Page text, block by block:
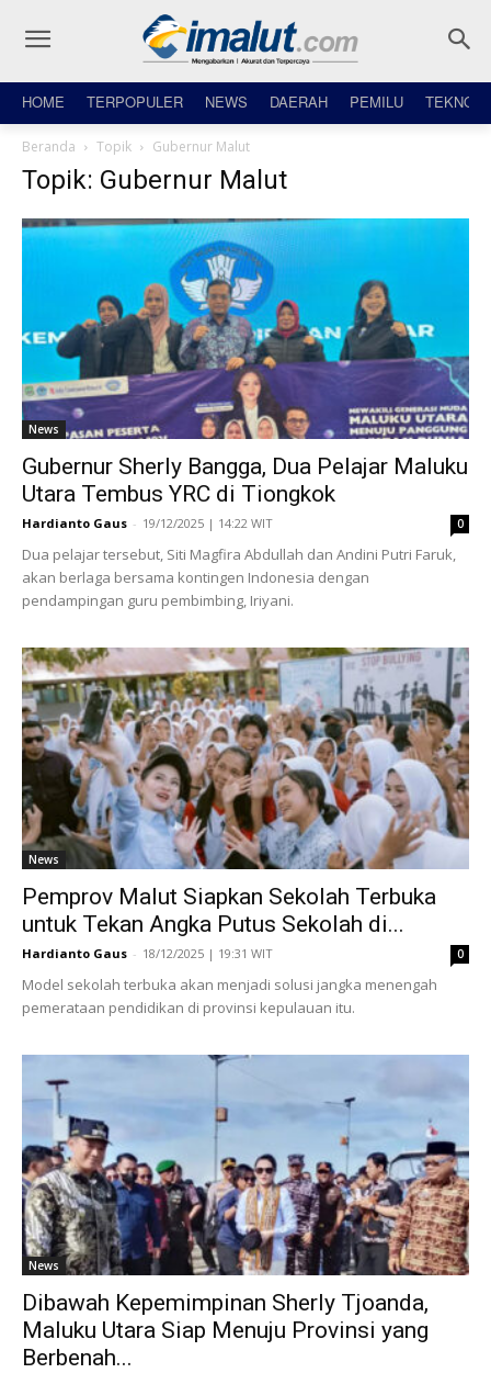
HOME TERPOPULER NEWS DAERAH PEMILU TEKNO
Beranda Topik Gubernur Malut
Topik: Gubernur Malut
News
Gubernur Sherly Bangga, Dua Pelajar Maluku
Utara Tembus YRC di Tiongkok
Hardianto Gaus - 19/12/2025 | 14:22 WIT 0
Dua pelajar tersebut, Siti Magfira Abdullah dan Andini Putri Faruk,
akan berlaga bersama kontingen Indonesia dengan
pendampingan guru pembimbing, Iriyani.
News
Pemprov Malut Siapkan Sekolah Terbuka
untuk Tekan Angka Putus Sekolah di...
Hardianto Gaus - 18/12/2025 | 19:31 WIT 0
Model sekolah terbuka akan menjadi solusi jangka menengah
pemerataan pendidikan di provinsi kepulauan itu.
News
Dibawah Kepemimpinan Sherly Tjoanda,
Maluku Utara Siap Menuju Provinsi yang
Berbenah...